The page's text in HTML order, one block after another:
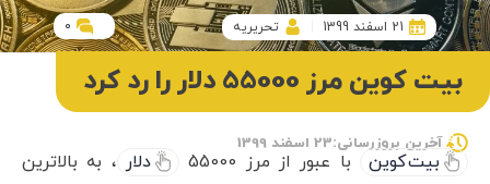
بیت کوین مرز 55000 دلار را رد کرد
21 اسفند 1399 تحریریه 0
آخرین بروزرسانی:23 اسفند 1399
بیت کوین با عبور از مرز 55000 دلار ، به بالاترین